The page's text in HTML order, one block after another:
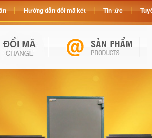
Hướng dẫn đổi mã két Tin tức